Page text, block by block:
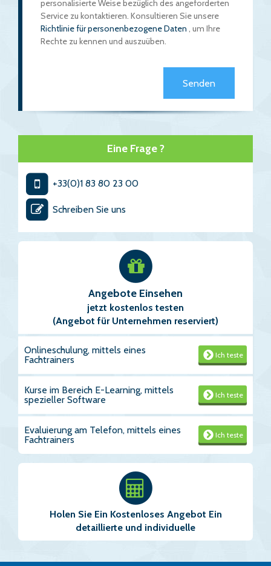
personalisierte Weise bezüglich des angeforderten
Service zu kontaktieren. Konsultieren Sie unsere
Richtlinie für personenbezogene Daten , um Ihre
Rechte zu kennen und auszuüben.
Eine Frage ?
+33(0)1 83 80 23 00
Schreiben Sie uns
Angebote Einsehen
jetzt kostenlos testen
(Angebot für Unternehmen reserviert)
Ich teste
Onlineschulung, mittels eines
Fachtrainers
Ich teste
Kurse im Bereich E-Learning, mittels
spezieller Software
Ich teste
Evaluierung am Telefon, mittels eines
Fachtrainers
Holen Sie Ein Kostenloses Angebot Ein
detaillierte und individuelle